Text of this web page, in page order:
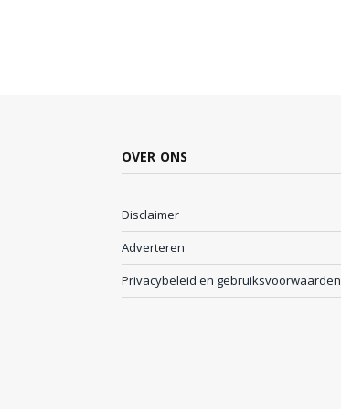
OVER ONS
Disclaimer
Adverteren
Privacybeleid en gebruiksvoorwaarden